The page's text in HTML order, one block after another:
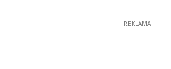
REKLAMA